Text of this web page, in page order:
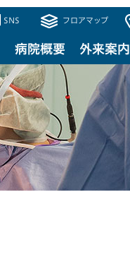
病院概要 外来案内
SNS フロアマップ